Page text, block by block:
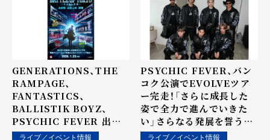
GENERATIONS、THE
RAMPAGE、
FANTASTICS、
BALLISTIK BOYZ、
PSYCHIC FEVER 出
演！！ 50万人を動員した伝
ライブ／イベント情報
PSYCHIC FEVER、バン
コク公演でEVOLVEツア
ー完走！「さらに成長した
姿で全力で進んでいきた
い」さらなる発展を誓う一
夜ライブ／イベント情報